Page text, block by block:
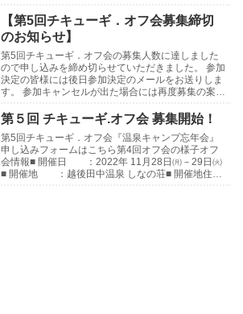
「...
【第5回チキューギ．オフ会募集締切
のお知らせ】
第5回チキューギ．オフ会の募集人数に達しました
ので申し込みを締め切らせていただきました。 参加
決定の皆様には後日参加決定のメールをお送りしま
す。 参加キャンセルが出た場合には再度募集の案内
第4回...
第５回 チキューギ.オフ会 募集開始！
第5回チキューギ．オフ会『温泉キャンプ忘年会』
申し込みフォームはこちら第4回オフ会の様子オフ
会情報■ 開催日 ：2022年 11月28日㈪－29日㈫
■ 開催地 ：越後田中温泉 しなの荘■ 開催地住